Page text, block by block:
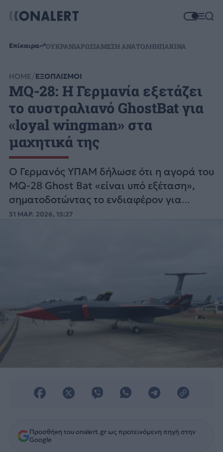
Επίκαιρα ΟΥΚΡΑΝΙΑΡΩΣΙΑΜΕΣΗ ΑΝΑΤΟΛΗΗΠΑΚΙΝΑ
HOME ΕΞΟΠΛΙΣΜΟΙ
MQ-28: Η Γερμανία εξετάζει
το αυστραλιανό GhostBat για
«loyal wingman» στα
μαχητικά της
Ο Γερμανός ΥΠΑΜ δήλωσε ότι η αγορά του
MQ-28 Ghost Bat «είναι υπό εξέταση»,
σηματοδοτώντας το ενδιαφέρον για
drones τύπου loyal wingmen.
31 ΜΑΡ. 2026, 15:27
Προσθήκη του onalert.gr ως προτεινόμενη πηγή στην
Google